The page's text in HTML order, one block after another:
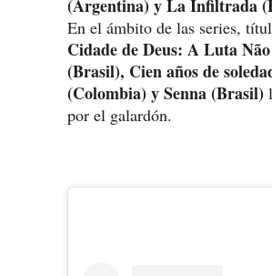
(Argentina) y La Infiltrada
En el ámbito de las series,
Cidade de Deus: A Luta
(Brasil), Cien años de
(Colombia) y Senna (Brasil)
por el galardón.